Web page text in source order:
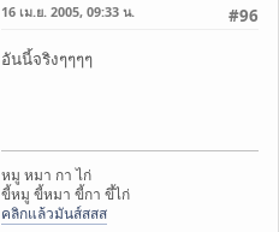
#96
16 เม.ย. 2005, 09:33 น.
อันนี้จริงๆๆๆๆ
หมู หมา กา ไก่
ขี้หมู ขี้หมา ขี้กา ขึ้ไก่
คลิกแล้วมันส์สสส